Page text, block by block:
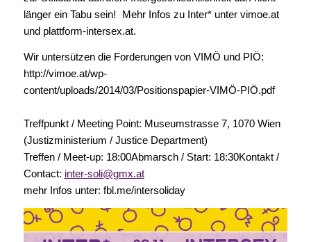
länger ein Tabu sein! Mehr Infos zu Inter* unter vimoe.at
und plattform-intersex.at.
Wir untersützen die Forderungen von VIMÖ und PIÖ:
http://vimoe.at/wp-
content/uploads/2014/03/Positionspapier-VIMÖ-PIÖ.pdf
Treffpunkt / Meeting Point: Museumstrasse 7, 1070 Wien
(Justizministerium / Justice Department)
Treffen / Meet-up: 18:00Abmarsch / Start: 18:30Kontakt /
Contact: inter-soli@gmx.at
mehr Infos unter: fbl.me/intersoliday